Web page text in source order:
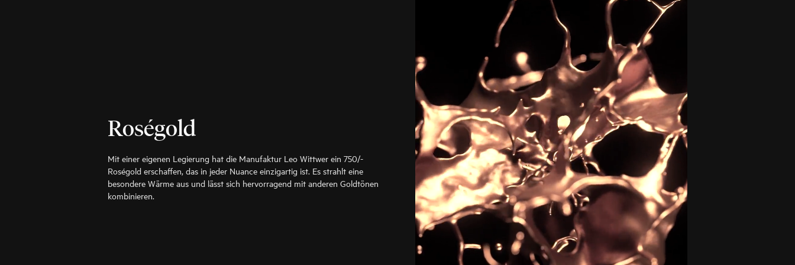
Roségold
Mit einer eigenen Legierung hat die Manufaktur Leo Wittwer ein 750/-
Roségold erschaffen, das in jeder Nuance einzigartig ist. Es strahlt eine
besondere Wärme aus und lässt sich hervorragend mit anderen Goldtönen
kombinieren.